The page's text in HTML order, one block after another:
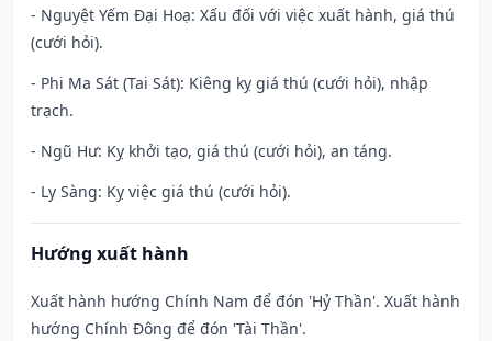
- Nguyệt Yếm Đại Hoạ: Xấu đối với việc xuất hành, giá thú
(cưới hỏi).
- Phi Ma Sát (Tai Sát): Kiêng kỵ giá thú (cưới hỏi), nhập
trạch.
- Ngũ Hư: Kỵ khởi tạo, giá thú (cưới hỏi), an táng.
- Ly Sàng: Kỵ việc giá thú (cưới hỏi).
Hướng xuất hành
Xuất hành hướng Chính Nam để đón 'Hỷ Thần'. Xuất hành
hướng Chính Đông để đón 'Tài Thần'.